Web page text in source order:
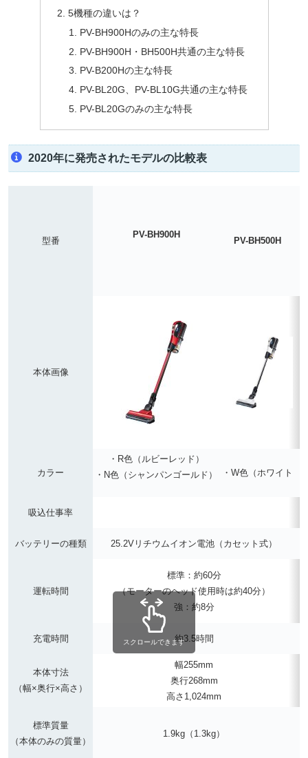
5機種の違いは？
PV-BH900Hのみの主な特長
PV-BH900H・BH500H共通の主な特長
PV-B200Hの主な特長
PV-BL20G、PV-BL10G共通の主な特長
PV-BL20Gのみの主な特長
2020年に発売されたモデルの比較表
型番
PV-BH900H
PV-BH500H
本体画像
カラー
・R色（ルビーレッド）
・N色（シャンパンゴールド）
・W色（ホワイト
吸込仕事率
バッテリーの種類 25.2Vリチウムイオン電池（カセット式）
運転時間
標準：約60分
（モーターのヘッド使用時は約40分）
強：約8分
充電時間 約3.5時間
本体寸法
（幅×奥行×高さ）
幅255mm
奥行268mm
高さ1,024mm
標準質量
（本体のみの質量）
1.9kg（1.3kg）
スクロールできます